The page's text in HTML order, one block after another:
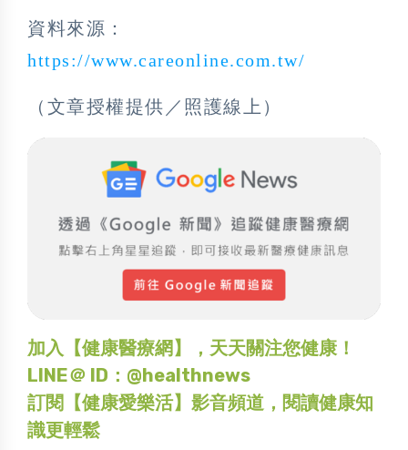
資料來源：
https://www.careonline.com.tw/
（文章授權提供／照護線上）
加入【健康醫療網】，天天關注您健康！
LINE＠ ID：@healthnews
訂閱【健康愛樂活】影音頻道，閱讀健康知
識更輕鬆